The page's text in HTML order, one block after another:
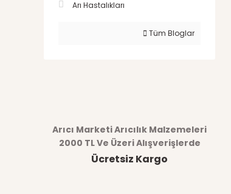
Arı Hastalıkları
Tüm Bloglar
Arıcı Marketi Arıcılık Malzemeleri
2000 TL Ve Üzeri Alışverişlerde
Ücretsiz Kargo